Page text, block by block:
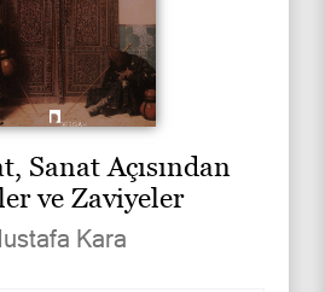
Sanat Açısından
ve Zaviyeler
Kara